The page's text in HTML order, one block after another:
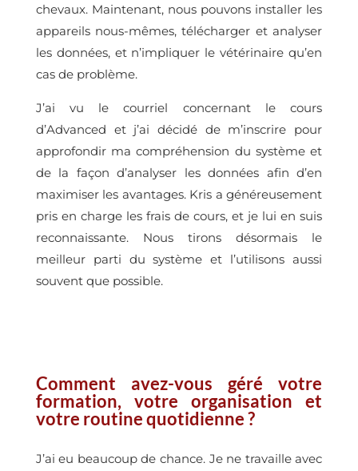
chevaux. Maintenant, nous pouvons installer les
appareils nous-mêmes, télécharger et analyser
les données, et n’impliquer le vétérinaire qu’en
cas de problème.
J’ai vu le courriel concernant le cours
d’Advanced et j’ai décidé de m’inscrire pour
approfondir ma compréhension du système et
de la façon d’analyser les données afin d’en
maximiser les avantages. Kris a généreusement
pris en charge les frais de cours, et je lui en suis
reconnaissante. Nous tirons désormais le
meilleur parti du système et l’utilisons aussi
souvent que possible.
Comment avez-vous géré votre
formation, votre organisation et
votre routine quotidienne ?
J’ai eu beaucoup de chance. Je ne travaille avec